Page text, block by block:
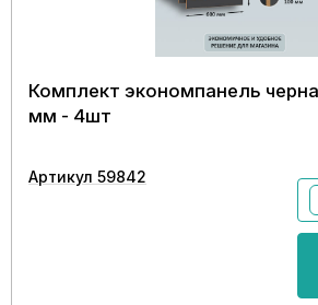
Комплект экономпанель
мм - 4шт
Артикул 59842